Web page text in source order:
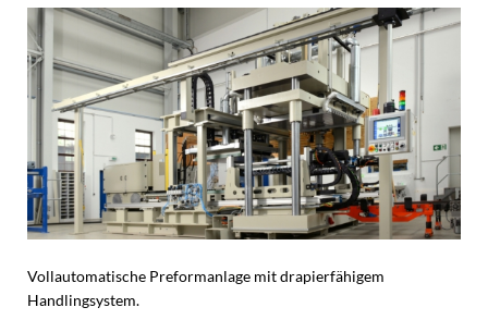
Vollautomatische Preformanlage mit drapierfähigem
Handlingsystem.